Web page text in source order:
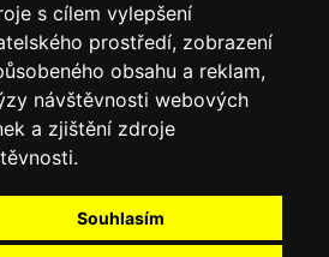
s cílem vylepšení
prostředí, zobrazení
obsahu a reklam,
návštěvnosti webových
a zjištění zdroje
Souhlasím
pro vodní paprsek
svařování
práva vyhrazena